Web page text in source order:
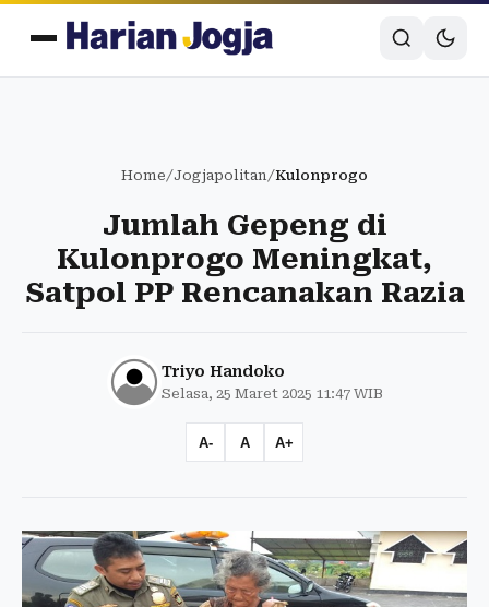
Home/Jogjapolitan/Kulonprogo
Jumlah Gepeng di
Kulonprogo Meningkat,
Satpol PP Rencanakan Razia
Triyo Handoko
Selasa, 25 Maret 2025 11:47 WIB
A- A A+